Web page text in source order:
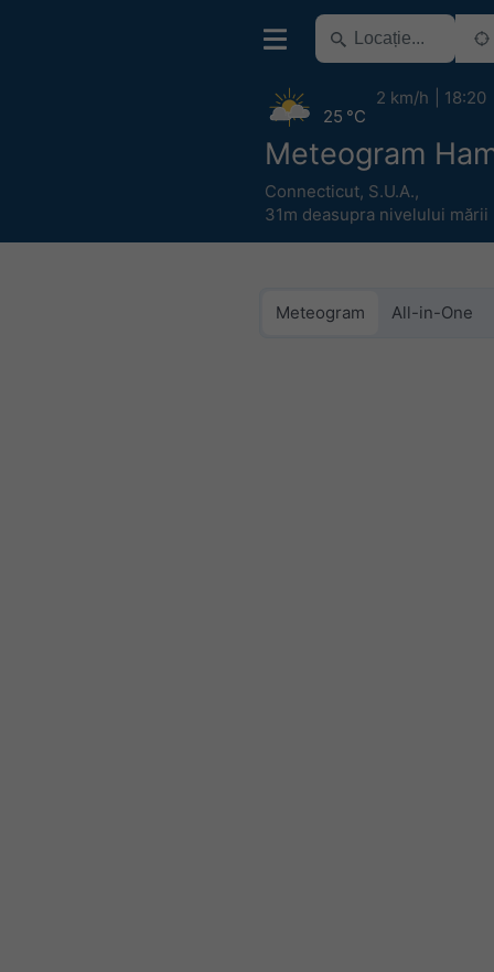
Meteogram
Connecticut, S.U.A.,
31m deasupra nivelului mării
25 °C
2 km/h 18:20
Meteogram All-in-One